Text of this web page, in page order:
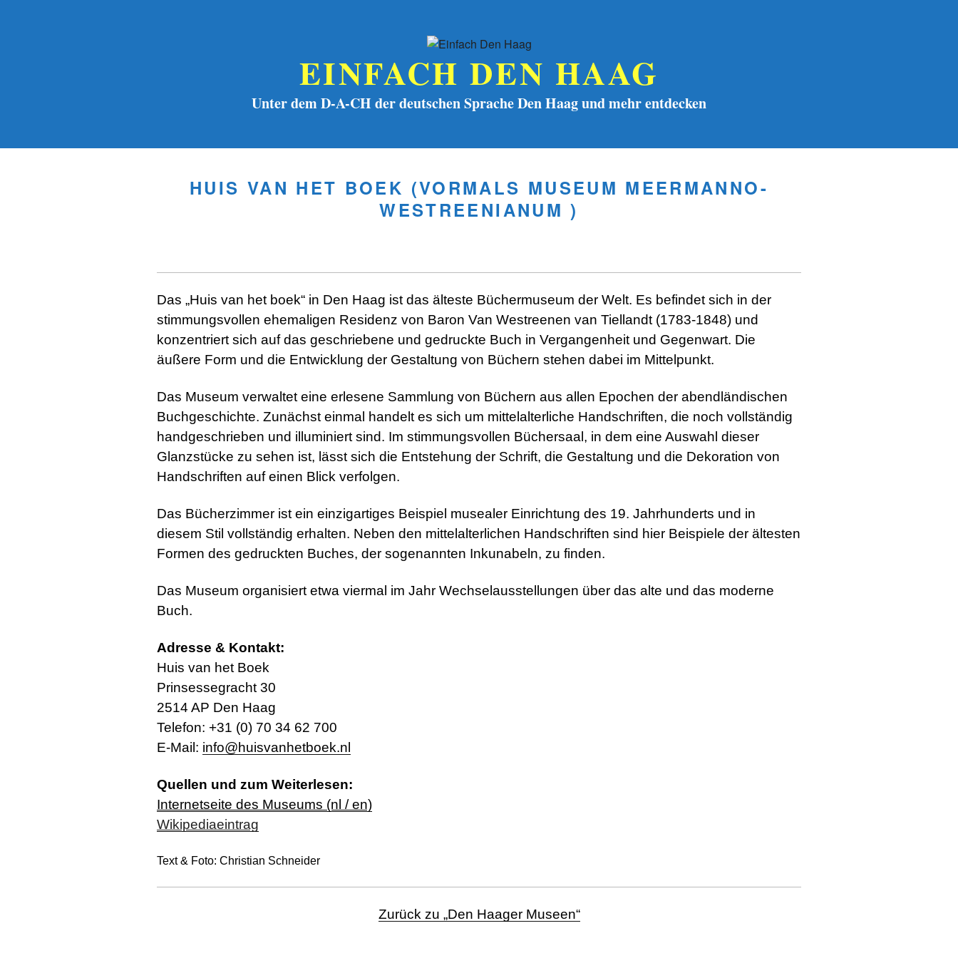
EINFACH DEN HAAG
Unter dem D-A-CH der deutschen Sprache Den Haag und mehr entdecken
HUIS VAN HET BOEK (VORMALS MUSEUM MEERMANNO-
WESTREENIANUM )
Das „Huis van het boek“ in Den Haag ist das älteste Büchermuseum der Welt. Es befindet sich in der
stimmungsvollen ehemaligen Residenz von Baron Van Westreenen van Tiellandt (1783-1848) und
konzentriert sich auf das geschriebene und gedruckte Buch in Vergangenheit und Gegenwart. Die
äußere Form und die Entwicklung der Gestaltung von Büchern stehen dabei im Mittelpunkt.
Das Museum verwaltet eine erlesene Sammlung von Büchern aus allen Epochen der abendländischen
Buchgeschichte. Zunächst einmal handelt es sich um mittelalterliche Handschriften, die noch vollständig
handgeschrieben und illuminiert sind. Im stimmungsvollen Büchersaal, in dem eine Auswahl dieser
Glanzstücke zu sehen ist, lässt sich die Entstehung der Schrift, die Gestaltung und die Dekoration von
Handschriften auf einen Blick verfolgen.
Das Bücherzimmer ist ein einzigartiges Beispiel musealer Einrichtung des 19. Jahrhunderts und in
diesem Stil vollständig erhalten. Neben den mittelalterlichen Handschriften sind hier Beispiele der ältesten
Formen des gedruckten Buches, der sogenannten Inkunabeln, zu finden.
Das Museum organisiert etwa viermal im Jahr Wechselausstellungen über das alte und das moderne
Buch.
Adresse & Kontakt:
Huis van het Boek
Prinsessegracht 30
2514 AP Den Haag
Telefon: +31 (0) 70 34 62 700
E-Mail: info@huisvanhetboek.nl
Quellen und zum Weiterlesen:
Internetseite des Museums (nl / en)
Wikipediaeintrag
Text & Foto: Christian Schneider
Zurück zu „Den Haager Museen“